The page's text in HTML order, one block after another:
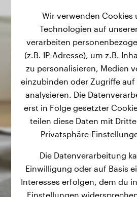
Wir verwenden Cookies
Technologien auf
verarbeiten
(z.B. IP-Adresse), um z.B.
zu personalisieren, Medien
einzubinden oder Zugriffe auf
analysieren. Die
erst in Folge gesetzter
teilen diese Daten mit
Privatsphäre-
Die Datenverarbeitung
Einwilligung oder auf Basis
Interesses erfolgen, dem du
Einstellungen